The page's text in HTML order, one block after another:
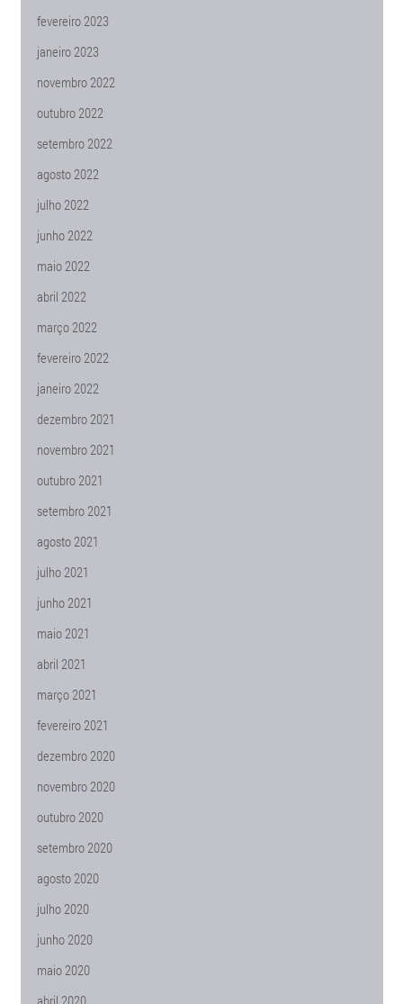
fevereiro 2023
janeiro 2023
novembro 2022
outubro 2022
setembro 2022
agosto 2022
julho 2022
junho 2022
maio 2022
abril 2022
março 2022
fevereiro 2022
janeiro 2022
dezembro 2021
novembro 2021
outubro 2021
setembro 2021
agosto 2021
julho 2021
junho 2021
maio 2021
abril 2021
março 2021
fevereiro 2021
dezembro 2020
novembro 2020
outubro 2020
setembro 2020
agosto 2020
julho 2020
junho 2020
maio 2020
abril 2020